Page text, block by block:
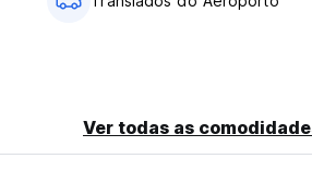
Ver todas as